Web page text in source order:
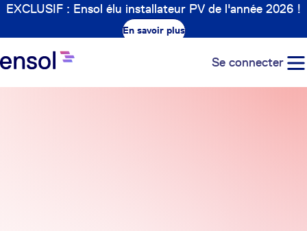
EXCLUSIF : Ensol élu installateur PV de l'année 2026 !
En savoir plus
Se connecter